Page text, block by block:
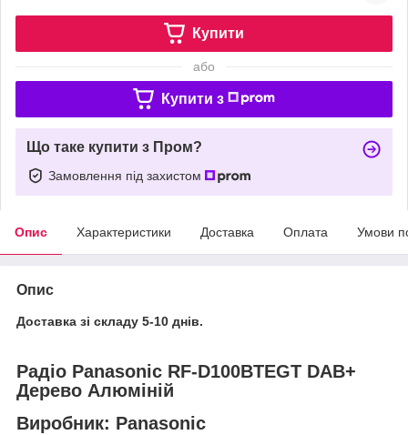
Купити
або
Купити з
Що таке купити з Пром?
Замовлення під захистом
Опис Характеристики Доставка Оплата Умови
Опис
Доставка зі складу 5-10 днів.
Радіо Panasonic RF-D100BTEGT DAB+
Дерево Алюміній
Виробник: Panasonic